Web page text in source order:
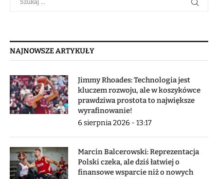
NAJNOWSZE ARTYKUŁY
Jimmy Rhoades: Technologia jest
kluczem rozwoju, ale w koszykówce
prawdziwa prostota to największe
wyrafinowanie!
6 sierpnia 2026 - 13:17
Marcin Balcerowski: Reprezentacja
Polski czeka, ale dziś łatwiej o
finansowe wsparcie niż o nowych